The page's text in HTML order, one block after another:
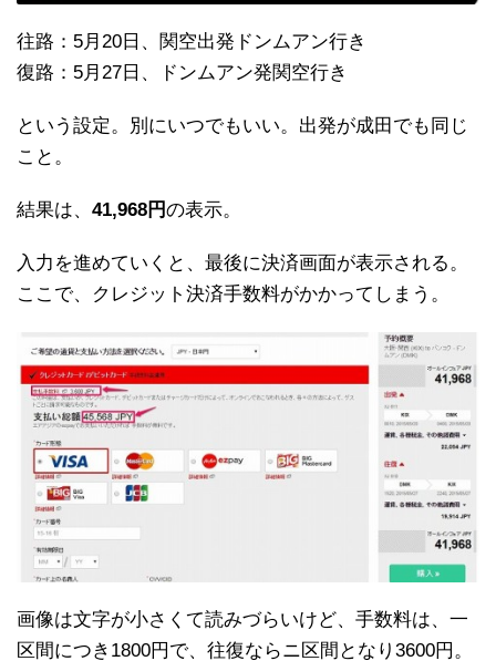
往路：5月20日、関空出発ドンムアン行き
復路：5月27日、ドンムアン発関空行き
という設定。別にいつでもいい。出発が成田でも同じ
こと。
結果は、 41,968円の表示。
入力を進めていくと、最後に決済画面が表示される。
ここで、クレジット決済手数料がかかってしまう。
画像は文字が小さくて読みづらいけど、手数料は、一
区間につき1800円で、往復ならニ区間となり3600円。